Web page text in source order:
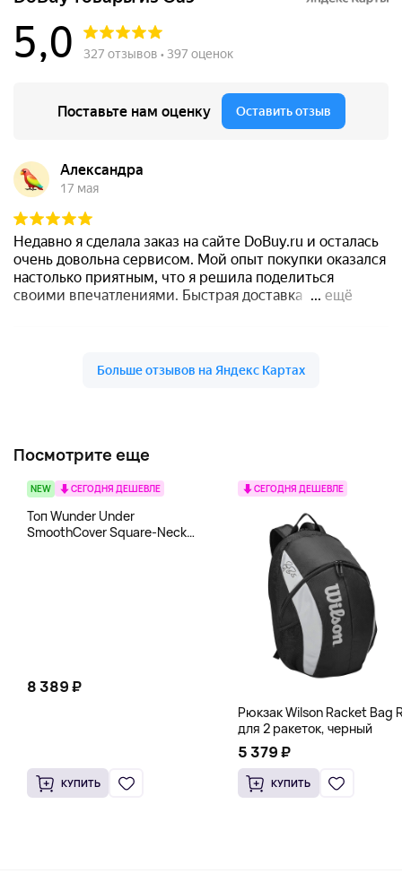
Посмотрите еще
NEW СЕГОДНЯ ДЕШЕВЛЕ
Топ Wunder Under
SmoothCover Square-Neck
8 389 ₽
КУПИТЬ
СЕГОДНЯ ДЕШЕВЛЕ
Рюкзак Wilson Racket Bag
для 2 ракеток, черный
5 379 ₽
КУПИТЬ